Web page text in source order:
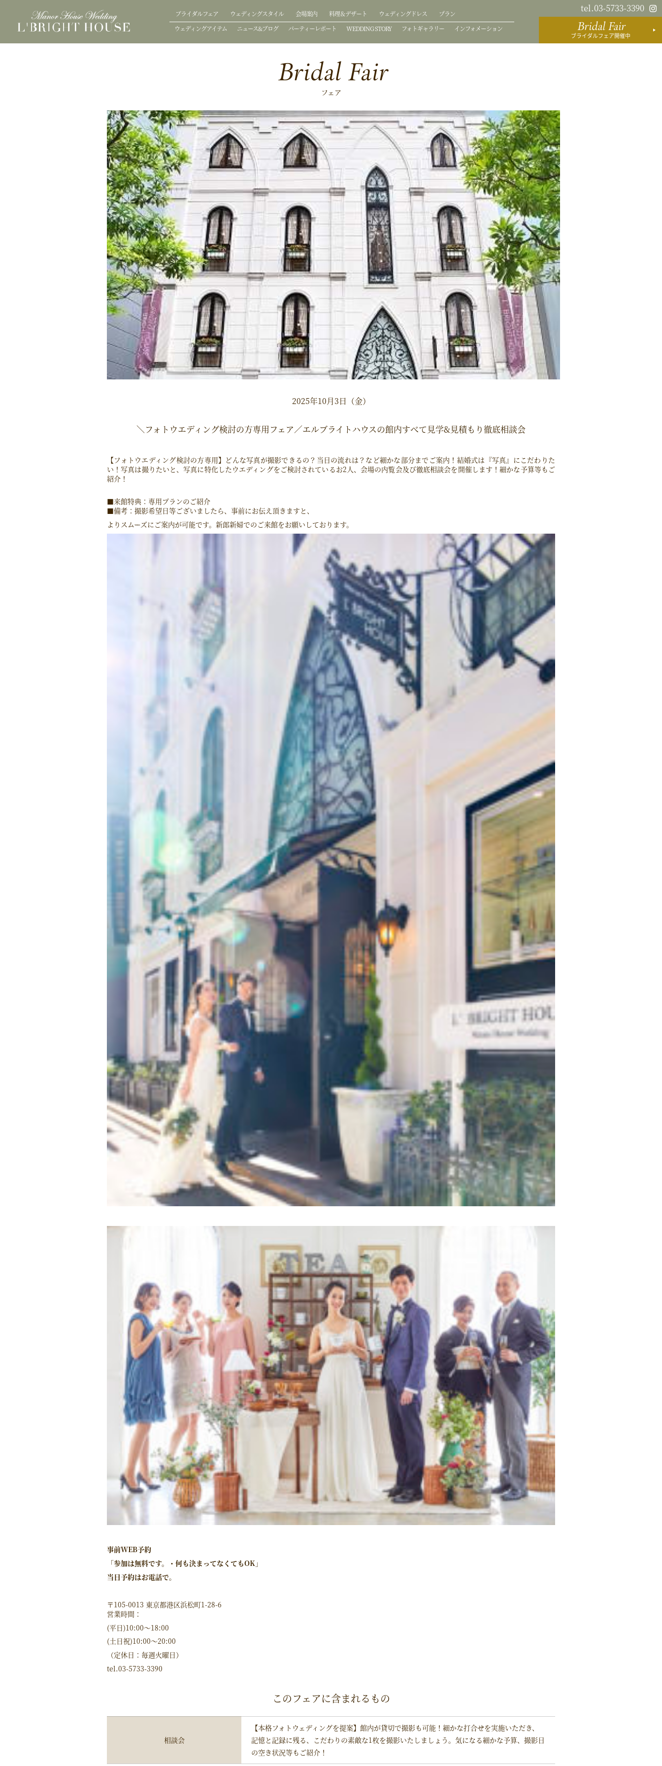
ブライダルフェア ウェディングスタイル 会場案内 料理＆デザート ウェディングドレス
プラン
ウェディングアイテム
ニュース&ブログ パーティーレポート WEDDING STORY フォトギャラリー インフォメーション
tel.03-5733-3390
Bridal Fair
ブライダルフェア開催中
Bridal Fair
フェア
2025年10月3日（金）
＼フォトウエディング検討の方専用フェア／エルブライトハウスの館内すべて見学&見積もり徹底相談会
【フォトウエディング検討の方専用】どんな写真が撮影できるの？当日の流れは？など細かな部分までご案内！結婚式は『写真』にこだわりた
い！写真は撮りたいと、写真に特化したウエディングをご検討されているお2人、会場の内覧会及び徹底相談会を開催します！細かな予算等もご
紹介！
■来館特典：専用プランのご紹介
■備考：撮影希望日等ございましたら、事前にお伝え頂きますと、
よりスムーズにご案内が可能です。新郎新婦でのご来館をお願いしております。
事前WEB予約
「参加は無料です。・何も決まってなくてもOK」
当日予約はお電話で。
〒105-0013 東京都港区浜松町1-28-6
営業時間：
(平日)10:00～18:00
(土日祝)10:00〜20:00
（定休日：毎週火曜日）
tel.03-5733-3390
このフェアに含まれるもの
相談会
【本格フォトウェディングを提案】館内が貸切で撮影も可能！細かな打合せを実施いただき、
記憶と記録に残る、こだわりの素敵な1枚を撮影いたしましょう。気になる細かな予算、撮影日
の空き状況等もご紹介！